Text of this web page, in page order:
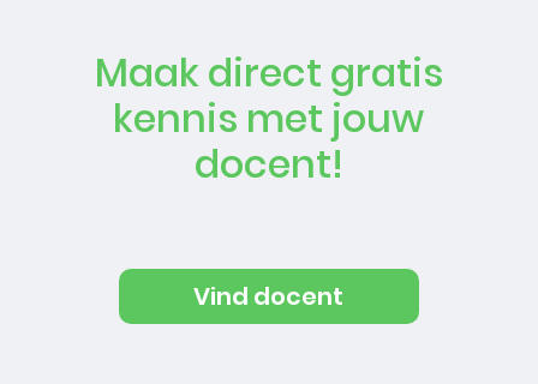
Maak direct gratis
kennis met jouw
docent!
Vind docent